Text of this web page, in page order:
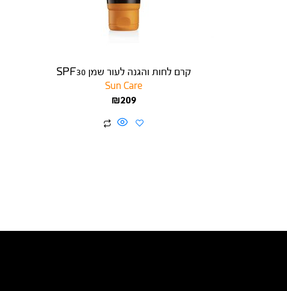
קרם לחות והגנה לעור שמן SPF30
Sun Care
₪209